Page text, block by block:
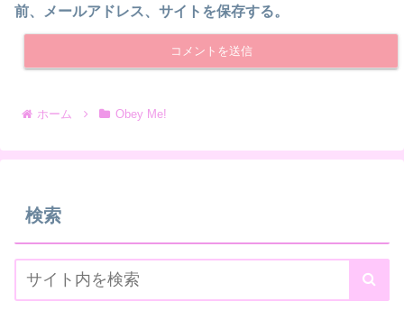
前、メールアドレス、サイトを保存する。
ホーム Obey Me!
検索